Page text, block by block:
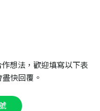
想法，歡迎填寫以下表
盡快回覆。